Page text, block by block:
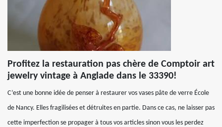
Profitez la restauration pas chère de Comptoir art
jewelry vintage à Anglade dans le 33390!
C’est une bonne idée de penser à restaurer vos vases pâte de verre École
de Nancy. Elles fragilisées et détruites en partie. Dans ce cas, ne laisser pas
cette imperfection se propager à tous vos articles sinon vous les perdez